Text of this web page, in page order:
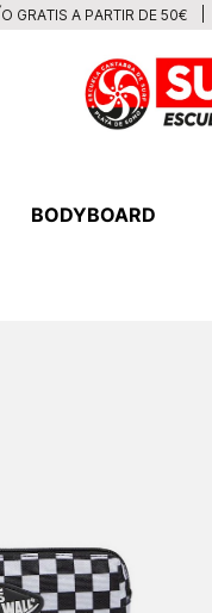
GRATIS A PARTIR DE 50€
BODYBOARD